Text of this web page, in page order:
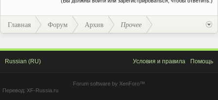
Главная Форум Архив Прочее
Russian (RU) Условия и правила Помощь
Forum software by XenForo™
Перевод: XF-Russia.ru